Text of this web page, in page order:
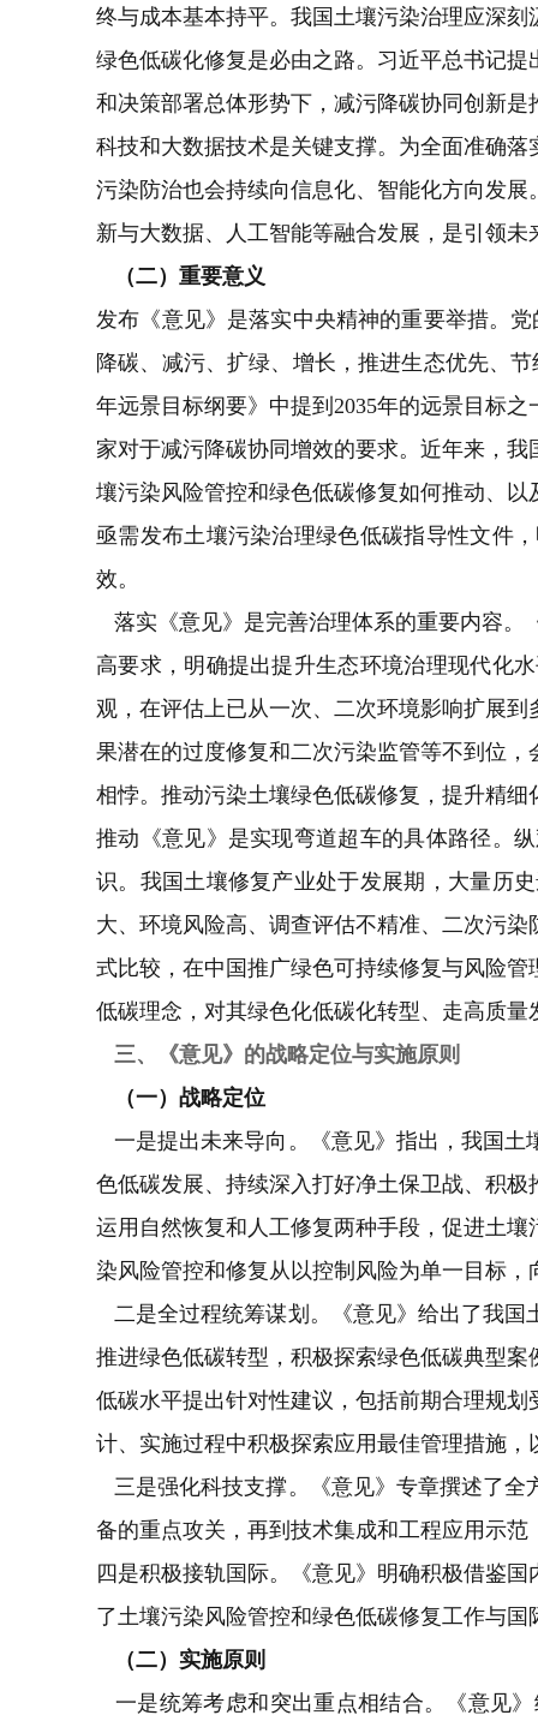
终与成本基本持平。我国土壤污染治理应深
绿色低碳化修复是必由之路。习近平总书记
和决策部署总体形势下，减污降碳协同创新
科技和大数据技术是关键支撑。为全面准确
污染防治也会持续向信息化、智能化方向发
新与大数据、人工智能等融合发展，是引领未
（二）重要意义
发布《意见》是落实中央精神的重要举措。
降碳、减污、扩绿、增长，推进生态优先、
年远景目标纲要》中提到2035年的远景目标
家对于减污降碳协同增效的要求。近年来，
壤污染风险管控和绿色低碳修复如何推动、
亟需发布土壤污染治理绿色低碳指导性文件
效。
落实《意见》是完善治理体系的重要内容。
高要求，明确提出提升生态环境治理现代化
观，在评估上已从一次、二次环境影响扩展
果潜在的过度修复和二次污染监管等不到位
相悖。推动污染土壤绿色低碳修复，提升精
推动《意见》是实现弯道超车的具体路径。
识。我国土壤修复产业处于发展期，大量历
大、环境风险高、调查评估不精准、二次污
式比较，在中国推广绿色可持续修复与风险
低碳理念，对其绿色化低碳化转型、走高质
三、《意见》的战略定位与实施原则
（一）战略定位
一是提出未来导向。《意见》指出，我国土
色低碳发展、持续深入打好净土保卫战、积
运用自然恢复和人工修复两种手段，促进土
染风险管控和修复从以控制风险为单一目标
二是全过程统筹谋划。《意见》给出了我国
推进绿色低碳转型，积极探索绿色低碳典型
低碳水平提出针对性建议，包括前期合理规
计、实施过程中积极探索应用最佳管理措施
三是强化科技支撑。《意见》专章撰述了全
备的重点攻关，再到技术集成和工程应用示
四是积极接轨国际。《意见》明确积极借鉴
了土壤污染风险管控和绿色低碳修复工作与国
（二）实施原则
一是统筹考虑和突出重点相结合。《意见